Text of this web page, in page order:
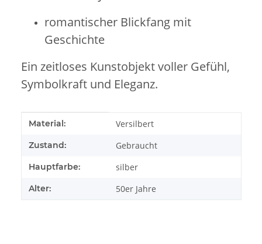
romantischer Blickfang mit
Geschichte
Ein zeitloses Kunstobjekt voller Gefühl,
Symbolkraft und Eleganz.
Produkteigenschaft
Wert
Material: Versilbert
Zustand: Gebraucht
Hauptfarbe: silber
Alter: 50er Jahre